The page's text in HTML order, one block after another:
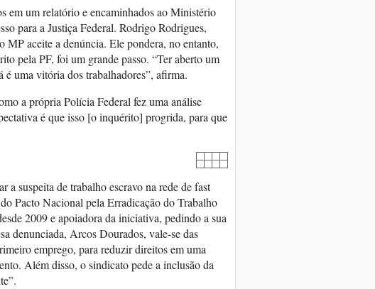
em um relatório e encaminhados ao Ministério
para a Justiça Federal. Rodrigo Rodrigues,
MP aceite a denúncia. Ele pondera, no entanto,
pela PF, foi um grande passo. “Ter aberto um
uma vitória dos trabalhadores”, afirma.
a própria Polícia Federal fez uma análise
é que isso [o inquérito] progrida, para que
suspeita de trabalho escravo na rede de fast
Pacto Nacional pela Erradicação do Trabalho
2009 e apoiadora da iniciativa, pedindo a sua
denunciada, Arcos Dourados, vale-se das
emprego, para reduzir direitos em uma
Além disso, o sindicato pede a inclusão da